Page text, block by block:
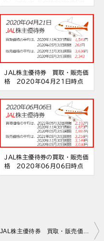
JAL株主優待券 買取・販売価
格 2020年04月21日時点
JAL株主優待券の買取・販売価
格 2020年06月06日時点